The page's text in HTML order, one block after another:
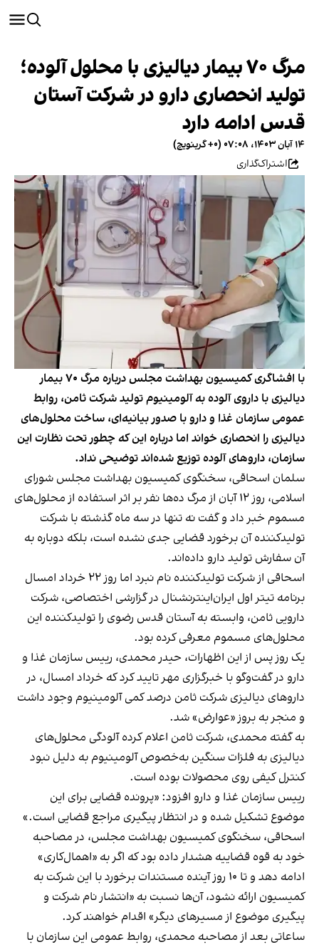
مرگ ۷۰ بیمار دیالیزی با محلول آلوده؛
تولید انحصاری دارو در شرکت آستان
قدس ادامه دارد
۱۴ آبان ۱۴۰۳، ۰۷:۰۸ (‎+۰ گرینویچ)
اشتراک‌گذاری
با افشاگری کمیسیون بهداشت مجلس درباره مرگ ۷۰ بیمار
دیالیزی با داروی آلوده به آلومینیوم تولید شرکت ثامن، روابط
عمومی سازمان غذا و دارو با صدور بیانیه‌ای، ساخت محلول‌های
دیالیزی را انحصاری خواند اما درباره این که چطور تحت نظارت این
سازمان، داروهای آلوده توزیع شده‌اند توضیحی نداد.
سلمان اسحاقی، سخنگوی کمیسیون بهداشت مجلس شورای
اسلامی، روز ۱۲ آبان از مرگ ده‌ها نفر بر اثر استفاده از محلول‌های
مسموم خبر داد و گفت نه تنها در سه ماه گذشته با شرکت
تولیدکننده آن برخورد قضایی جدی نشده است، بلکه دوباره به
آن سفارش تولید دارو داده‌اند.
اسحاقی از شرکت تولیدکننده نام نبرد اما روز ۲۲ خرداد امسال
برنامه تیتر اول ایران‌اینترنشنال در گزارشی اختصاصی، شرکت
دارویی ثامن، وابسته به آستان قدس رضوی را تولیدکننده این
محلول‌های مسموم معرفی کرده بود.
یک روز پس از این اظهارات، حیدر محمدی، رییس سازمان غذا و
دارو در گفت‌وگو با خبرگزاری مهر تایید کرد که خرداد امسال، در
داروهای دیالیزی شرکت ثامن درصد کمی آلومینیوم وجود داشت
و منجر به بروز «عوارض» شد.
به گفته محمدی، شرکت ثامن اعلام کرده آلودگی محلول‌های
دیالیزی به فلزات سنگین به‌خصوص آلومینیوم به دلیل نبود
کنترل کیفی روی محصولات بوده است.
رییس سازمان غذا و دارو افزود: «پرونده قضایی برای این
موضوع تشکیل شده و در انتظار پیگیری مراجع قضایی است.»
اسحاقی، سخنگوی کمیسیون بهداشت مجلس، در مصاحبه
خود به قوه قضاییه هشدار داده بود که اگر به «اهمال‌کاری»
ادامه دهد و تا ۱۰ روز آینده مستندات برخورد با این شرکت به
کمیسیون ارائه نشود، آن‌ها نسبت به «انتشار نام شرکت و
پیگیری موضوع از مسیرهای دیگر» اقدام خواهند کرد.
ساعاتی بعد از مصاحبه محمدی، روابط عمومی این سازمان با